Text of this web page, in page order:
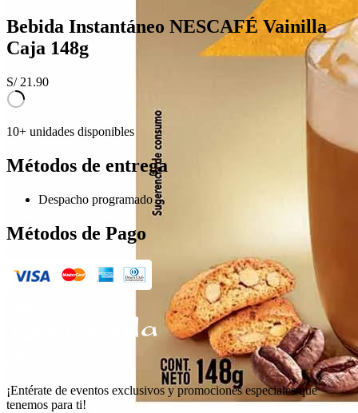
Bebida Instantáneo NESCAFÉ Vainilla
Caja 148g
S/ 21.90
10+ unidades disponibles
Métodos de entrega
Despacho programado
Métodos de Pago
¡Entérate de eventos exclusivos y promociones especiales que
tenemos para ti!